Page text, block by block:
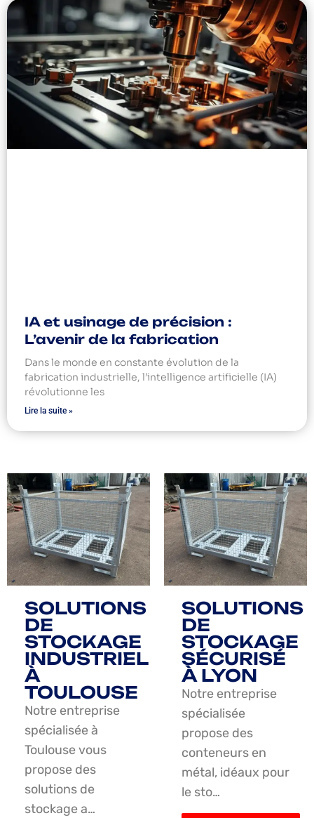
IA et usinage de précision :
L’avenir de la fabrication
Dans le monde en constante évolution de la
fabrication industrielle, l’intelligence artificielle (IA)
révolutionne les
Lire la suite »
SOLUTIONS
DE
STOCKAGE
INDUSTRIEL
À
TOULOUSE
Notre entreprise
spécialisée à
Toulouse vous
propose des
solutions de
stockage a…
SOLUTIONS
DE
STOCKAGE
SÉCURISÉ
À LYON
Notre entreprise
spécialisée
propose des
conteneurs en
métal, idéaux pour
le sto…